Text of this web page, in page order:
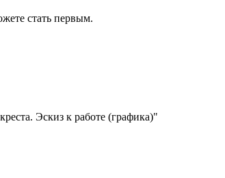
стать первым.
Эскиз к работе (графика)"